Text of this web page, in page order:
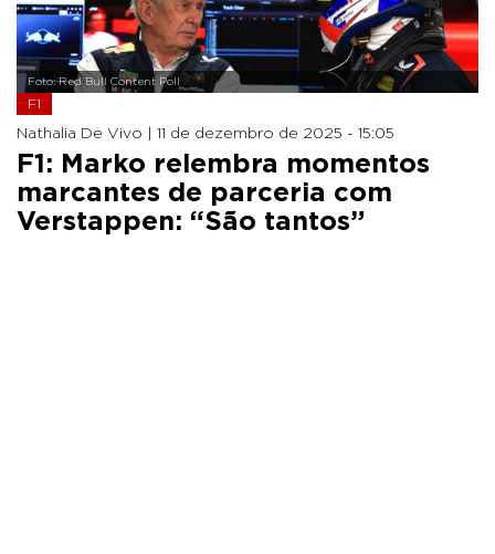
Foto: Red Bull Content Poll
F1
Nathalia De Vivo | 11 de dezembro de 2025 - 15:05
F1: Marko relembra momentos
marcantes de parceria com
Verstappen: “São tantos”